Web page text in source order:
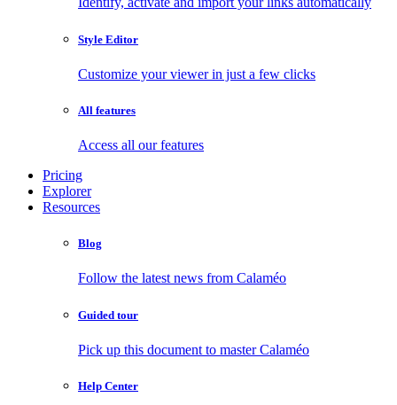
Style Editor
Customize your viewer in just a few clicks
All features
Access all our features
Pricing
Explorer
Resources
Blog
Follow the latest news from Calaméo
Guided tour
Pick up this document to master Calaméo
Help Center